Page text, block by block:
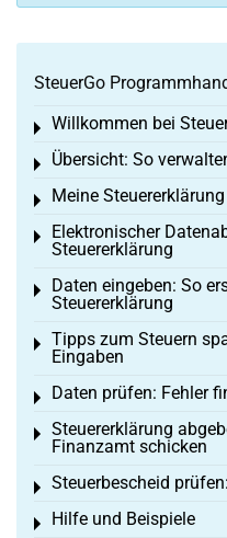
SteuerGo
Willkommen bei
Toggle menu
Übersicht: So
Toggle menu
Meine Steuererklärung
Toggle menu
Elektronischer
Steuererklärung
Toggle menu
Daten eingeben: So
Steuererklärung
Toggle menu
Tipps zum Steuern
Eingaben
Toggle menu
Daten prüfen: Fehler
Toggle menu
Steuererklärung
Finanzamt schicken
Toggle menu
Steuerbescheid
Toggle menu
Hilfe und Beispiele
Toggle menu